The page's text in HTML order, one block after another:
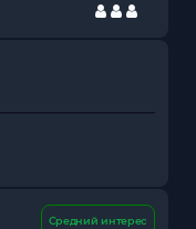
Средний интерес